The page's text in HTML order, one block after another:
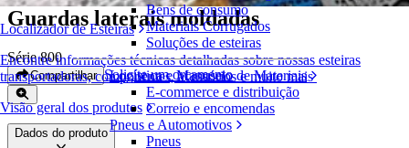
Localizador de Esteiras
Encontre informações técnicas detalhadas sobre nossas esteiras
transportadoras, componentes, acessórios e muito mais
Visão geral dos produtos
Bens de consumo
Materiais Corrugados
Soluções de esteiras
Logística e Manuseio de Materiais
E-commerce e distribuição
Correio e encomendas
Pneus e Automotivos
Pneus
Guardas laterais moldadas
Série 800
Compartilhar Solicite um orçamento
Dados do produto